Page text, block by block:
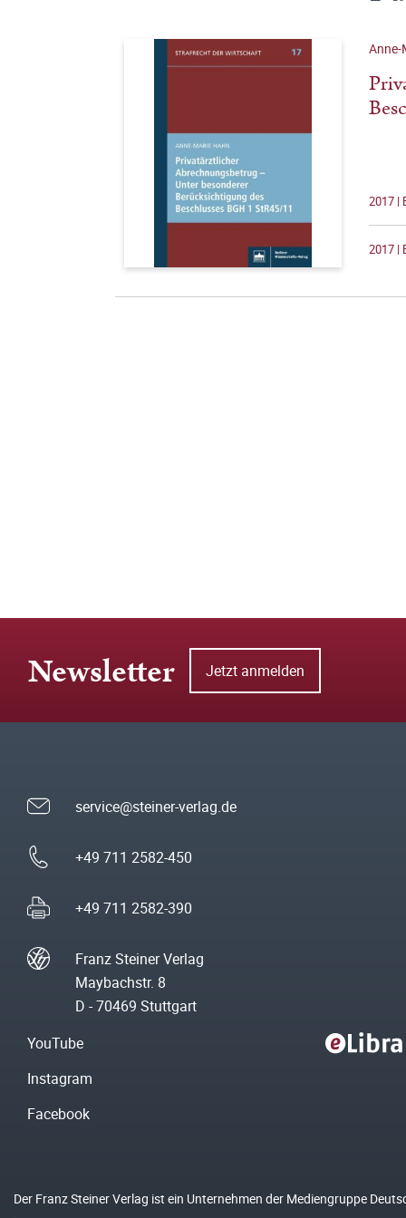
Anne-
2017 |
2017 |
Newsletter Jetzt anmelden
service@steiner-verlag.de
+49 711 2582-450
+49 711 2582-390
Franz Steiner Verlag
Maybachstr. 8
D - 70469 Stuttgart
YouTube
Instagram
Facebook
Der Franz Steiner Verlag ist ein Unternehmen der Mediengruppe